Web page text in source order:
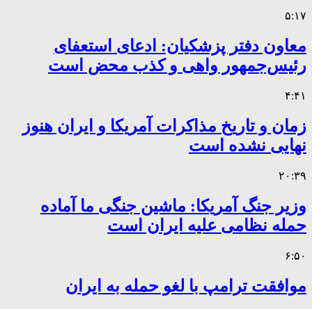
۵:۱۷
معاون دفتر پزشکیان: ادعای استعفای
رئیس‌جمهور واهی و کذب محض است
۴:۴۱
زمان و تاریخ مذاکرات آمریکا و ایران هنوز
نهایی نشده است
۲۰:۳۹
وزیر جنگ آمریکا: ماشین جنگی ما آماده
حمله نظامی علیه ایران است
۶:۵۰
موافقت ترامپ با لغو حمله به ایران